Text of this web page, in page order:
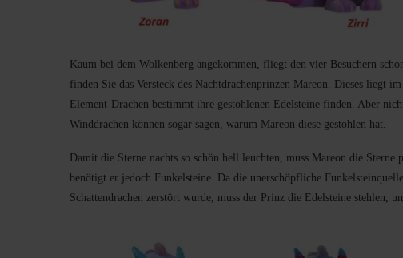
Kaum bei dem Wolkenberg angekommen, fliegt den vier Besuchern
finden Sie das Versteck des Nachtdrachenprinzen Mareon. Dieses liegt
Element-Drachen bestimmt ihre gestohlenen Edelsteine finden. Aber
Winddrachen können sogar sagen, warum Mareon diese gestohlen hat.
Damit die Sterne nachts so schön hell leuchten, muss Mareon die
benötigt er jedoch Funkelsteine. Da die unerschöpfliche
Schattendrachen zerstört wurde, muss der Prinz die Edelsteine stehlen,